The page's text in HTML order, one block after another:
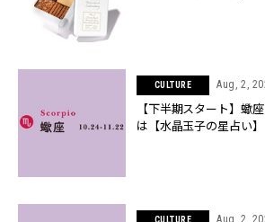
CULTURE Aug, 2,
【下半期スタート】蠍
は【水晶玉子の星占い
CULTURE Aug, 2,